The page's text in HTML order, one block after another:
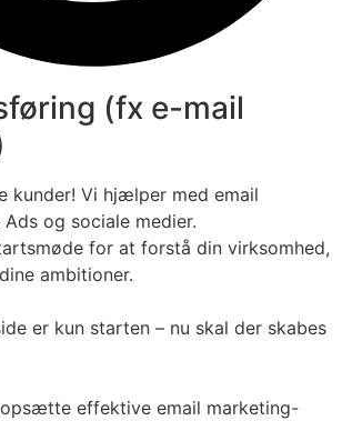
(fx e-mail
kunder! Vi hjælper med email
og sociale medier.
for at forstå din virksomhed,
ambitioner.
er kun starten – nu skal der skabes
effektive email marketing-